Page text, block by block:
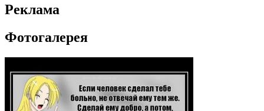
Реклама
Фотогалерея